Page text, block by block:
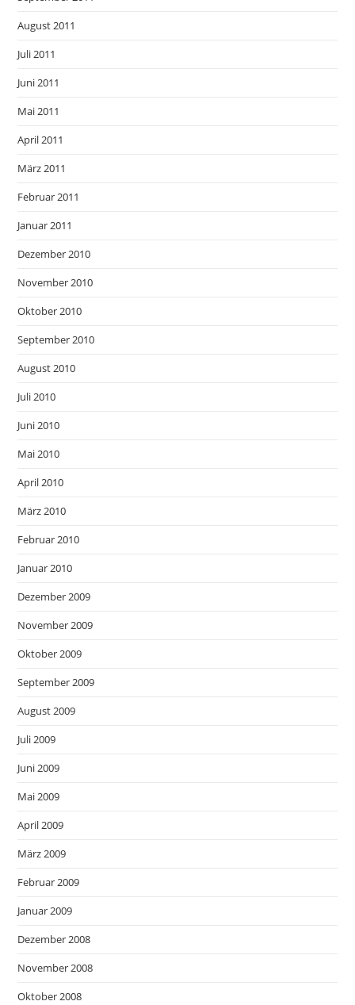
August 2011
Juli 2011
Juni 2011
Mai 2011
April 2011
März 2011
Februar 2011
Januar 2011
Dezember 2010
November 2010
Oktober 2010
September 2010
August 2010
Juli 2010
Juni 2010
Mai 2010
April 2010
März 2010
Februar 2010
Januar 2010
Dezember 2009
November 2009
Oktober 2009
September 2009
August 2009
Juli 2009
Juni 2009
Mai 2009
April 2009
März 2009
Februar 2009
Januar 2009
Dezember 2008
November 2008
Oktober 2008